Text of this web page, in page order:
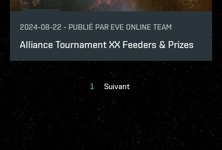
2024-08-22 - PUBLIÉ PAR EVE ONLINE TEAM
Alliance Tournament XX Feeders & Prizes
1 Suivant